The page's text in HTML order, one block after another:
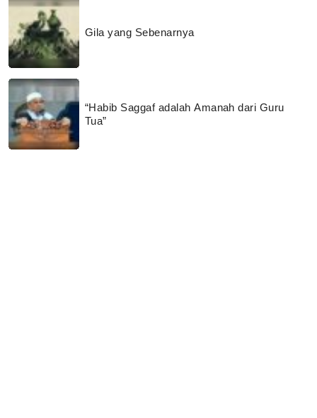
Gila yang Sebenarnya
“Habib Saggaf adalah Amanah dari Guru
Tua”